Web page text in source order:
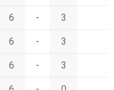
6 - 3
6 - 3
6 - 3